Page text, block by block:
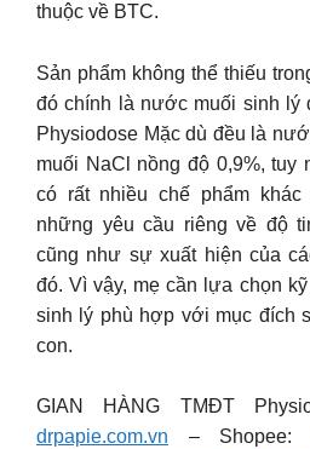
thuộc về BTC.
Sản phẩm không thể thiếu
đó chính là nước muối sinh lý
Physiodose Mặc dù đều là
muối NaCl nồng độ 0,9%, tuy
có rất nhiều chế phẩm
những yêu cầu riêng về độ
cũng như sự xuất hiện của
đó. Vì vậy, mẹ cần lựa chọn
sinh lý phù hợp với mục đích
con.
GIAN HÀNG TMĐT
drpapie.com.vn – Shopee: